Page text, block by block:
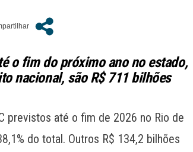
o fim do próximo ano no estado,
nacional, são R$ 711 bilhões
previstos até o fim de 2026 no Rio de
do total. Outros R$ 134,2 bilhões